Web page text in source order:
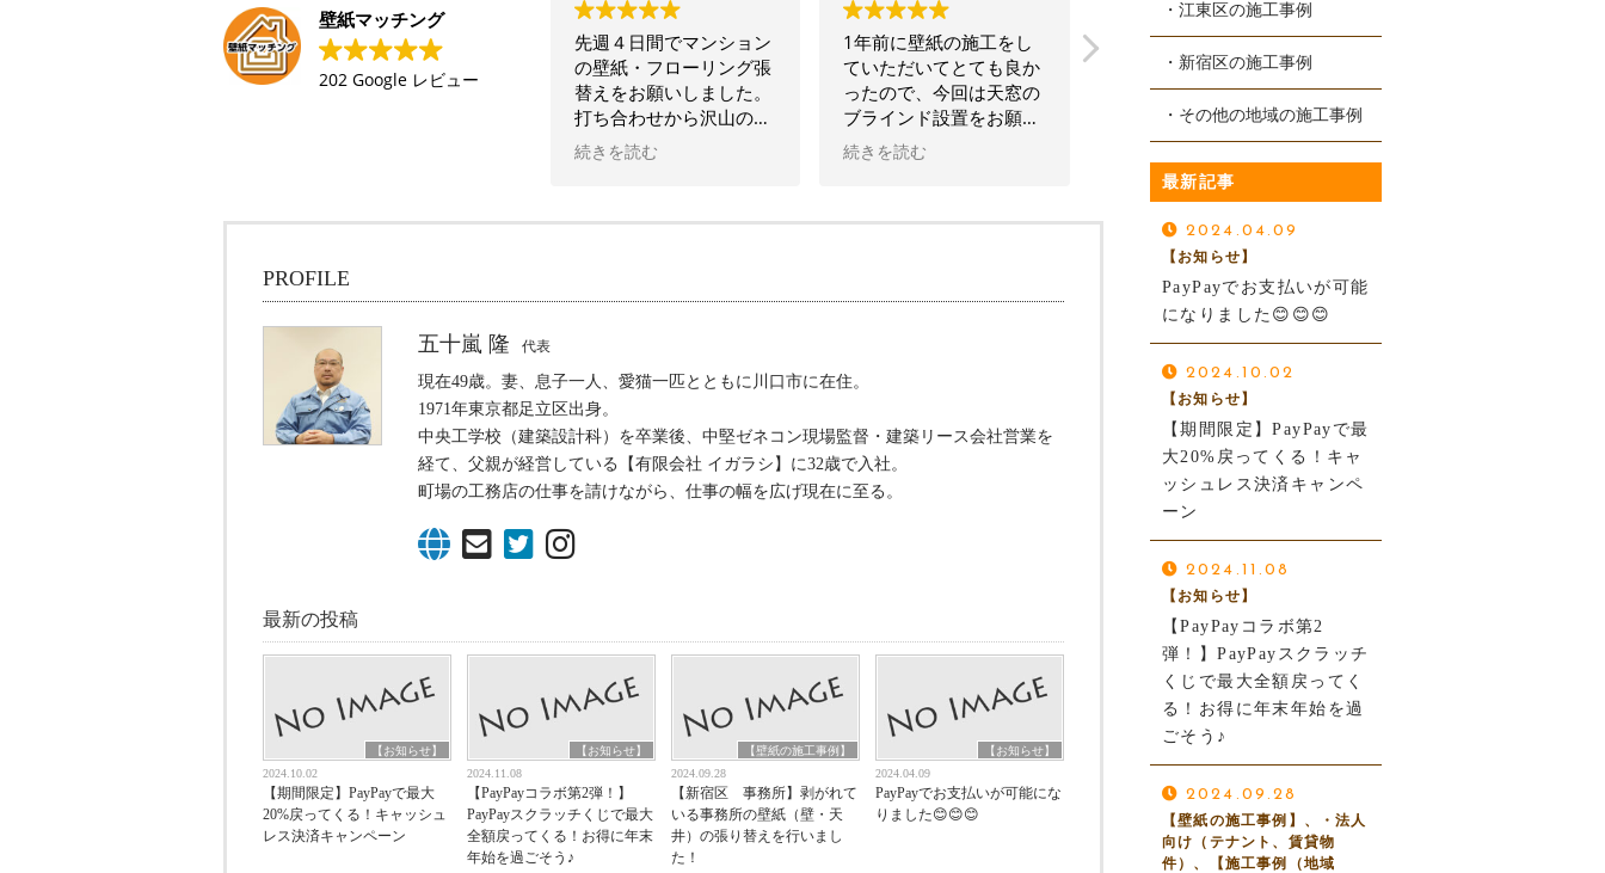
壁紙マッチング
202 Google レビュー
先週４日間でマンション
の壁紙・フローリング張
替えをお願いしました。
打ち合わせから沢山のカ
タログを持参いただき丁
寧な説明でイメージ通り
した。本当にありがとう
いしたいと思ってます。
続きを読む
1年前に壁紙の施工をし
ていただいてとても良か
ったので、今回は天窓の
ブラインド設置をお願い
しました。
ルスクリーンにするかと
これで早朝の眩しさや、
できそうです。
実直な人柄で丁寧に相談
と思います。
続きを読む
中古マンション購入の際
に、全室の壁紙張り替え
をお願いしました。
見積もり金額は、他リフ
ォーム業者と比べてリー
ズナブルでしたが、大変
満足のいく仕上がりでし
た。
五十嵐さんはとても真面
目で丁寧な方で、安心し
てお任せできました。
レスポンスも早く、やり
とりもスムーズでした。
またリフォームの機会が
あればお願いしたいで
この度は中古マンション
願いしました。
ましたが、こちらが最も
リーズナブルで、対応も
に明るくなり、仕上がり
PROFILE
五十嵐 隆 代表
現在49歳。妻、息子一人、愛猫一匹とともに川口市に在住。
1971年東京都足立区出身。
中央工学校（建築設計科）を卒業後、中堅ゼネコン現場監督・建築リース会社営業を
経て、父親が経営している【有限会社 イガラシ】に32歳で入社。
町場の工務店の仕事を請けながら、仕事の幅を広げ現在に至る。
最新の投稿
【お知らせ】
2024.10.02
【期間限定】PayPayで最大
20%戻ってくる！キャッシュ
レス決済キャンペーン
【お知らせ】
2024.11.08
【PayPayコラボ第2弾！】
PayPayスクラッチくじで最大
全額戻ってくる！お得に年末
年始を過ごそう♪
【壁紙の施工事例】
2024.09.28
【新宿区 事務所】剥がれて
いる事務所の壁紙（壁・天
井）の張り替えを行いまし
た！
【お知らせ】
2024.04.09
PayPayでお支払いが可能にな
りました😊😊😊
・江東区の施工事例
・新宿区の施工事例
・その他の地域の施工事例
最新記事
2024.04.09
【お知らせ】
PayPayでお支払いが可能
になりました😊😊😊
2024.10.02
【お知らせ】
【期間限定】PayPayで最
大20%戻ってくる！キャ
ッシュレス決済キャンペ
ーン
2024.11.08
【お知らせ】
【PayPayコラボ第2
弾！】PayPayスクラッチ
くじで最大全額戻ってく
る！お得に年末年始を過
ごそう♪
2024.09.28
【壁紙の施工事例】、・法人
向け（テナント、賃貸物
件）、【施工事例（地域